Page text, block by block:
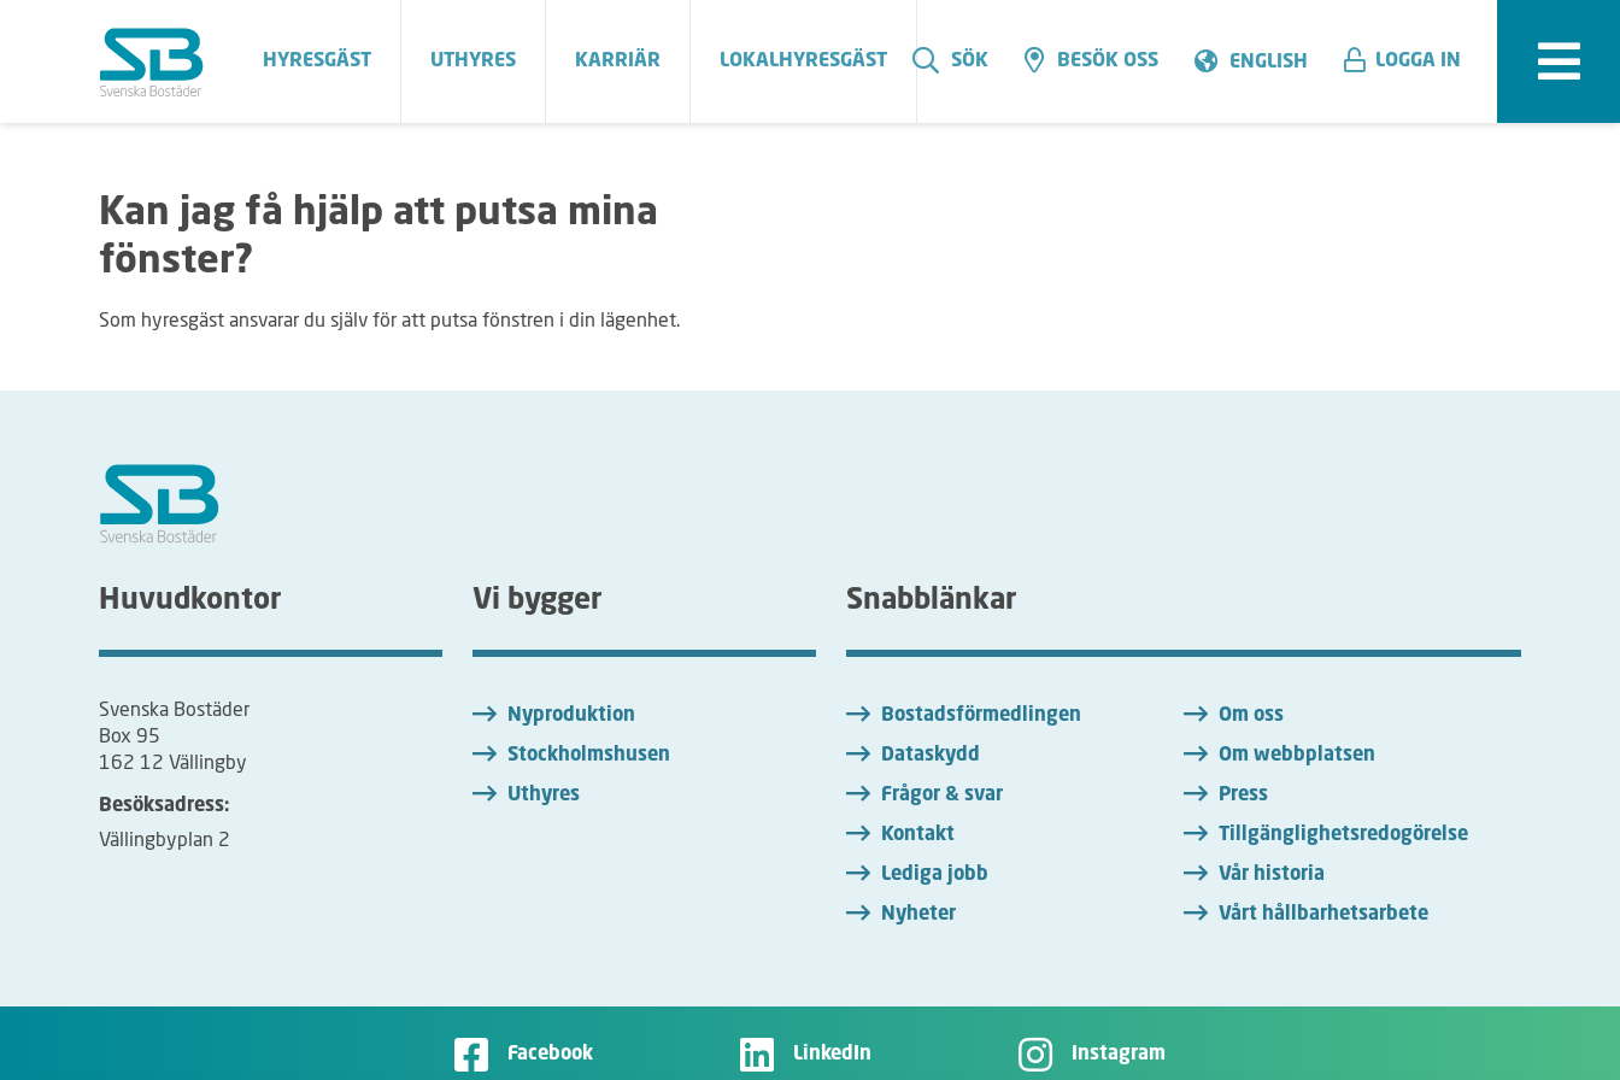
HYRESGÄST UTHYRES KARRIÄR LOKALHYRESGÄST SÖK BESÖK OSS ENGLISH LOGGA IN
Kan jag få hjälp att putsa mina
fönster?
Som hyresgäst ansvarar du själv för att putsa fönstren i din lägenhet.
Huvudkontor
Svenska Bostäder
Box 95
162 12 Vällingby
Besöksadress:
Vällingbyplan 2
Vi bygger
Nyproduktion
Stockholmshusen
Uthyres
Snabblänkar
Bostadsförmedlingen
Dataskydd
Frågor & svar
Kontakt
Lediga jobb
Nyheter
Om oss
Om webbplatsen
Press
Tillgänglighetsredogörelse
Vår historia
Vårt hållbarhetsarbete
Facebook LinkedIn Instagram